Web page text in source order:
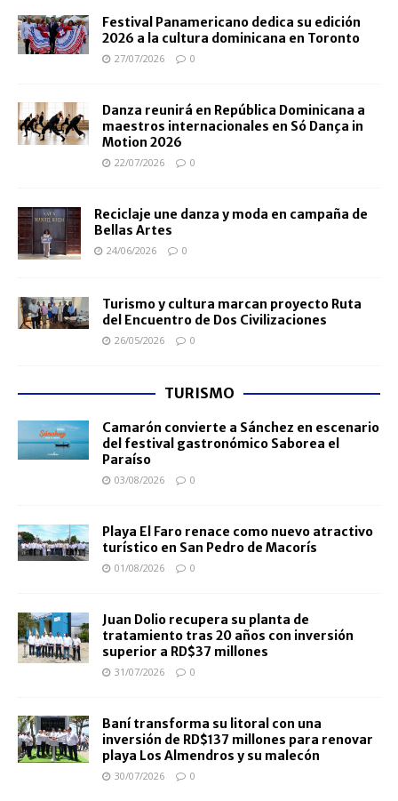
Festival Panamericano dedica su edición
2026 a la cultura dominicana en Toronto
27/07/2026 0
Danza reunirá en República Dominicana a
maestros internacionales en Só Dança in
Motion 2026
22/07/2026 0
Reciclaje une danza y moda en campaña de
Bellas Artes
24/06/2026 0
Turismo y cultura marcan proyecto Ruta
del Encuentro de Dos Civilizaciones
26/05/2026 0
TURISMO
Camarón convierte a Sánchez en escenario
del festival gastronómico Saborea el
Paraíso
03/08/2026 0
Playa El Faro renace como nuevo atractivo
turístico en San Pedro de Macorís
01/08/2026 0
Juan Dolio recupera su planta de
tratamiento tras 20 años con inversión
superior a RD$37 millones
31/07/2026 0
Baní transforma su litoral con una
inversión de RD$137 millones para renovar
playa Los Almendros y su malecón
30/07/2026 0